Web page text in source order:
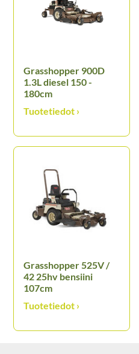
Grasshopper 900D
1.3L diesel 150 -
180cm
Grasshopper 525V /
42 25hv bensiini
107cm